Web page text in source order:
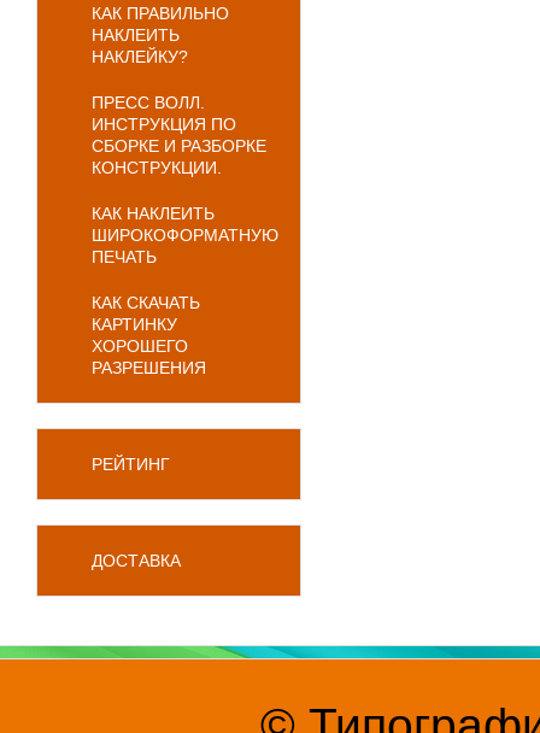
КАК ПРАВИЛЬНО
НАКЛЕИТЬ
НАКЛЕЙКУ?
ПРЕСС ВОЛЛ.
ИНСТРУКЦИЯ ПО
СБОРКЕ И РАЗБОРКЕ
КОНСТРУКЦИИ.
КАК НАКЛЕИТЬ
ШИРОКОФОРМАТНУЮ
ПЕЧАТЬ
КАК СКАЧАТЬ
КАРТИНКУ
ХОРОШЕГО
РАЗРЕШЕНИЯ
РЕЙТИНГ
ДОСТАВКА